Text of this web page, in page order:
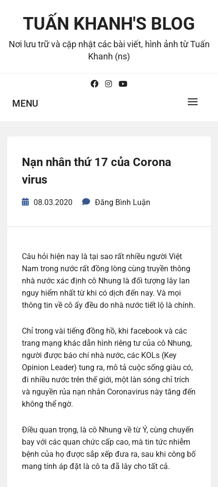
TUẤN KHANH'S BLOG
Nơi lưu trữ và cập nhật các bài viết, hình ảnh từ Tuấn
Khanh (ns)
MENU
Nạn nhân thứ 17 của Corona
virus
08.03.2020 Đăng Bình Luận
Câu hỏi hiện nay là tại sao rất nhiều người Việt
Nam trong nước rất đồng lòng cùng truyền thông
nhà nước xác định cô Nhung là đối tượng lây lan
nguy hiểm nhất từ khi có dịch đến nay. Và mọi
thông tin về cô ấy đều do nhà nước tiết lộ là chính.
Chỉ trong vài tiếng đồng hồ, khi facebook và các
trang mạng khác dẫn hình riêng tư của cô Nhung,
người được báo chí nhà nước, các KOLs (Key
Opinion Leader) tung ra, mô tả cuộc sống giàu có,
đi nhiều nước trên thế giới, một làn sóng chỉ trích
và nguyền rủa nạn nhân Coronavirus này tăng đến
không thể ngờ.
Điều quan trọng, là cô Nhung về từ Ý, cùng chuyến
bay với các quan chức cấp cao, mà tin tức nhiễm
bệnh của họ được sắp xếp đưa ra, sau khi công bố
mang tính áp đặt là cô ta đã lây cho tất cả.